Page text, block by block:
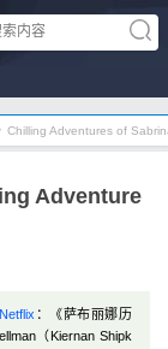
Chilling Adventures of
Adventure
Netflix ：《萨布丽娜历
（Kiernan Shipk